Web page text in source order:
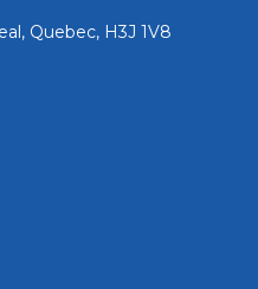
Quebec, H3J 1V8